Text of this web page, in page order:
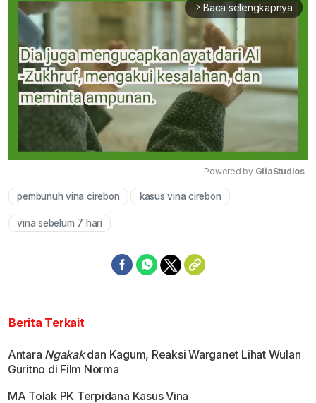
arrow_forward_ios Baca selengkapnya
Powered by GliaStudios
pembunuh vina cirebon kasus vina cirebon
vina sebelum 7 hari
Berita Terkait
Antara Ngakakdan Kagum, Reaksi Warganet Lihat Wulan
Guritno di Film Norma
MA Tolak PK Terpidana Kasus Vina